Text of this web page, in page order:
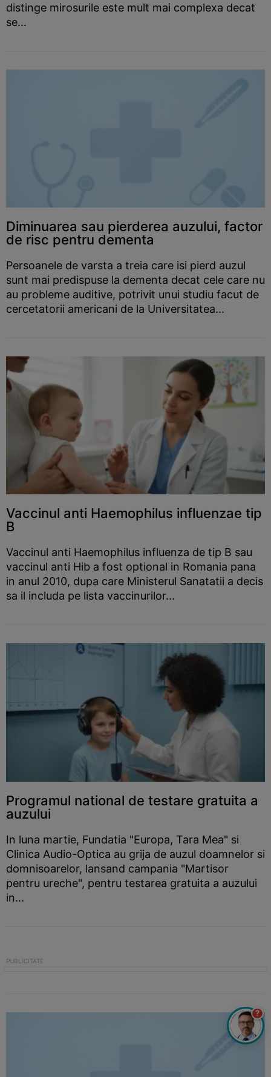
distinge mirosurile este mult mai complexa decat
se...
Diminuarea sau pierderea auzului, factor
de risc pentru dementa
Persoanele de varsta a treia care isi pierd auzul
sunt mai predispuse la dementa decat cele care nu
au probleme auditive, potrivit unui studiu facut de
cercetatorii americani de la Universitatea...
Vaccinul anti Haemophilus influenzae tip
B
Vaccinul anti Haemophilus influenza de tip B sau
vaccinul anti Hib a fost optional in Romania pana
in anul 2010, dupa care Ministerul Sanatatii a decis
sa il includa pe lista vaccinurilor...
Programul national de testare gratuita a
auzului
In luna martie, Fundatia "Europa, Tara Mea" si
Clinica Audio-Optica au grija de auzul doamnelor si
domnisoarelor, lansand campania "Martisor
pentru ureche", pentru testarea gratuita a auzului
in...
?